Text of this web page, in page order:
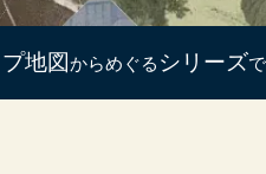
プ地図からめぐる シリーズ